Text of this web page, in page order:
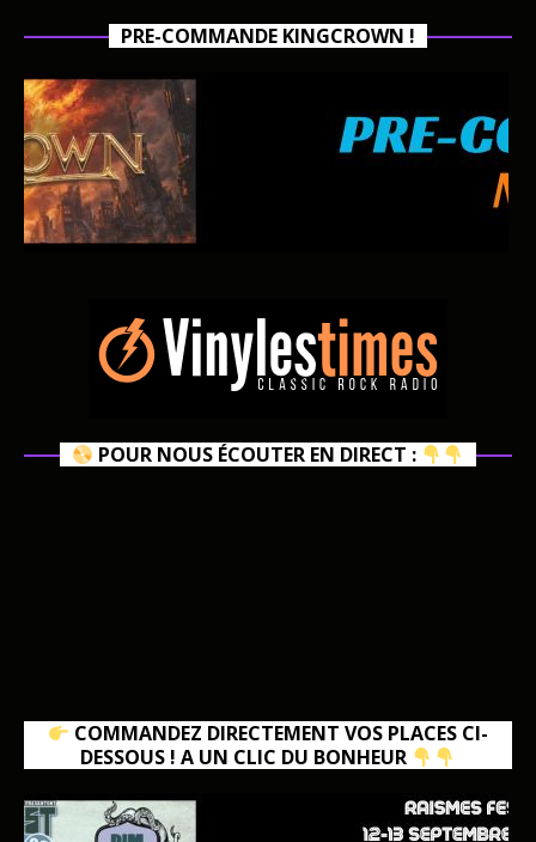
PRE-COMMANDE KINGCROWN !
POUR NOUS ÉCOUTER EN DIRECT :
COMMANDEZ DIRECTEMENT VOS PLACES CI-
DESSOUS ! A UN CLIC DU BONHEUR